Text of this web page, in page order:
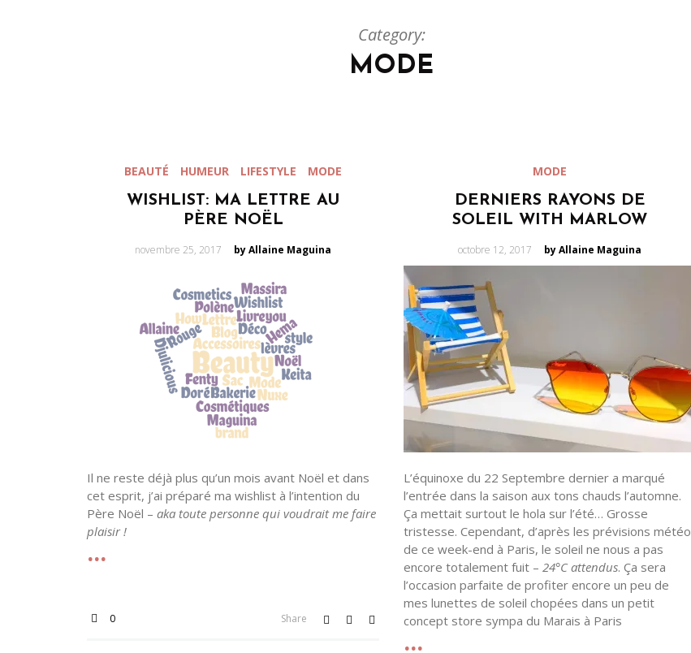
Category:
MODE
BEAUTÉ HUMEUR LIFESTYLE MODE
WISHLIST: MA LETTRE AU
PÈRE NOËL
Posted
novembre 25, 2017 by Allaine Maguina
Il ne reste déjà plus qu’un mois avant Noël et dans
cet esprit, j’ai préparé ma wishlist à l’intention du
Père Noël – aka toute personne qui voudrait me faire
plaisir !
0 Share
MODE
DERNIERS RAYONS DE
SOLEIL WITH MARLOW
Posted
octobre 12, 2017 by Allaine Maguina
L’équinoxe du 22 Septembre dernier a marqué
l’entrée dans la saison aux tons chauds l’automne.
Ça mettait surtout le hola sur l’été… Grosse
tristesse. Cependant, d’après les prévisions météo
de ce week-end à Paris, le soleil ne nous a pas
encore totalement fuit – 24°C attendus. Ça sera
l’occasion parfaite de profiter encore un peu de
mes lunettes de soleil chopées dans un petit
concept store sympa du Marais à Paris